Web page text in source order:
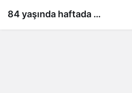
84 yaşında haftada 50